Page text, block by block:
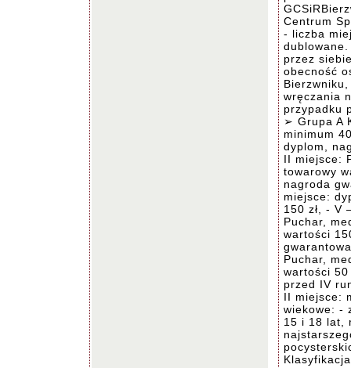
Centrum
- liczba
przez
obecność
wręczania
przypadku
➢ Grupa A
minimum
dyplom,
II miejsce:
towarowy
nagroda
miejsce:
150 zł, - V
Puchar,
wartości
Puchar,
wartości 50
przed IV
II miejsce:
wiekowe: -
15 i 18 lat,